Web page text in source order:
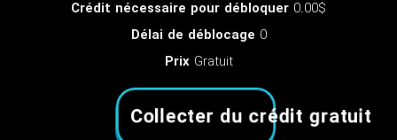
Crédit nécessaire pour débloquer 0.00$
Délai de déblocage 0
PrixGratuit
Collecter du crédit gratuit